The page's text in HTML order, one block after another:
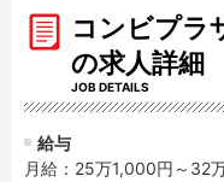
コンビプラ
の求人詳細
JOB DETAILS
給与
月給：25万1,000円～32
その他施設
特徴
時間固定
残業3時間以内